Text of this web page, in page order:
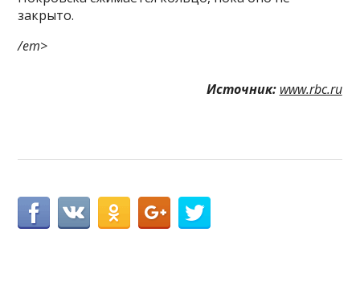
закрыто.
/em>
Источник: www.rbc.ru